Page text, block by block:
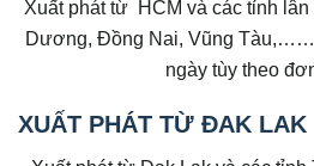
Xuất phát từ HCM và các tỉnh
Dương, Đồng Nai, Vũng Tàu,……
ngày tùy theo
XUẤT PHÁT TỪ ĐAK LAK